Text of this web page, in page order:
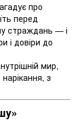
про
перед
страждань — і
і довіри до
мир,
з